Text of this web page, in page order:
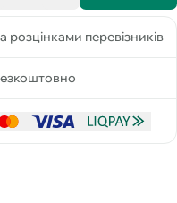
розцінками перевізників